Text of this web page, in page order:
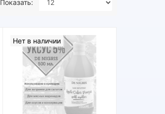
Показать:
Нет в наличии